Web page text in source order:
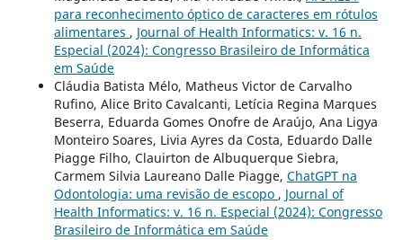
para reconhecimento óptico de caracteres em rótulos
alimentares , Journal of Health Informatics: v. 16 n.
Especial (2024): Congresso Brasileiro de Informática
em Saúde
Cláudia Batista Mélo, Matheus Victor de Carvalho
Rufino, Alice Brito Cavalcanti, Letícia Regina Marques
Beserra, Eduarda Gomes Onofre de Araújo, Ana Ligya
Monteiro Soares, Livia Ayres da Costa, Eduardo Dalle
Piagge Filho, Clauirton de Albuquerque Siebra,
Carmem Silvia Laureano Dalle Piagge, ChatGPT na
Odontologia: uma revisão de escopo , Journal of
Health Informatics: v. 16 n. Especial (2024): Congresso
Brasileiro de Informática em Saúde